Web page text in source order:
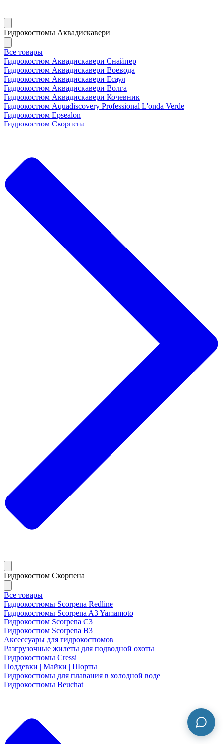
Гидрокостюмы Аквадискавери
Все товары
Гидрокостюм Аквадискавери Снайпер
Гидрокостюм Аквадискавери Воевода
Гидрокостюм Аквадискавери Есаул
Гидрокостюм Аквадискавери Волга
Гидрокостюм Аквадискавери Кочевник
Гидрокостюм Aquadiscovery Professional L'onda Verde
Гидрокостюм Epsealon
Гидрокостюм Скорпена
Гидрокостюм Скорпена
Все товары
Гидрокостюмы Scorpena Redline
Гидрокостюмы Scorpena A3 Yamamoto
Гидрокостюм Scorpena C3
Гидрокостюм Scorpena B3
Аксессуары для гидрокостюмов
Разгрузочные жилеты для подводной охоты
Гидрокостюмы Cressi
Поддевки | Майки | Шорты
Гидрокостюмы для плавания в холодной воде
Гидрокостюмы Beuchat